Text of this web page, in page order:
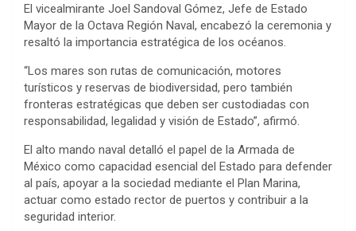
El vicealmirante Joel Sandoval Gómez, Jefe de Estado
Mayor de la Octava Región Naval, encabezó la ceremonia y
resaltó la importancia estratégica de los océanos.
“Los mares son rutas de comunicación, motores
turísticos y reservas de biodiversidad, pero también
fronteras estratégicas que deben ser custodiadas con
responsabilidad, legalidad y visión de Estado”, afirmó.
El alto mando naval detalló el papel de la Armada de
México como capacidad esencial del Estado para defender
al país, apoyar a la sociedad mediante el Plan Marina,
actuar como estado rector de puertos y contribuir a la
seguridad interior.